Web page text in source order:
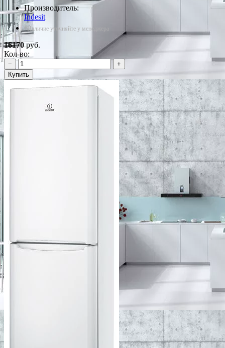
Производитель:
Indesit
*Наличие уточняйте у менеджера
16170руб.
Кол-во:
−
+
Купить